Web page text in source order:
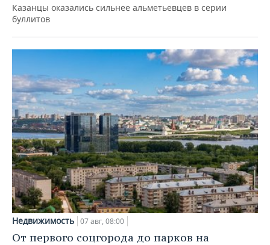
Казанцы оказались сильнее альметьевцев в серии
буллитов
Недвижимость 07 авг, 08:00
От первого соцгорода до парков на